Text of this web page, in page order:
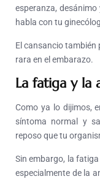
esperanza,
habla con tu
El cansancio también
rara en el embarazo.
La fatiga y la
Como ya lo dijimos,
síntoma normal y
reposo que tu
Sin embargo, la
especialmente de la